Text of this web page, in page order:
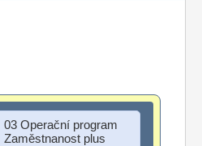
03 Operační program
Zaměstnanost plus